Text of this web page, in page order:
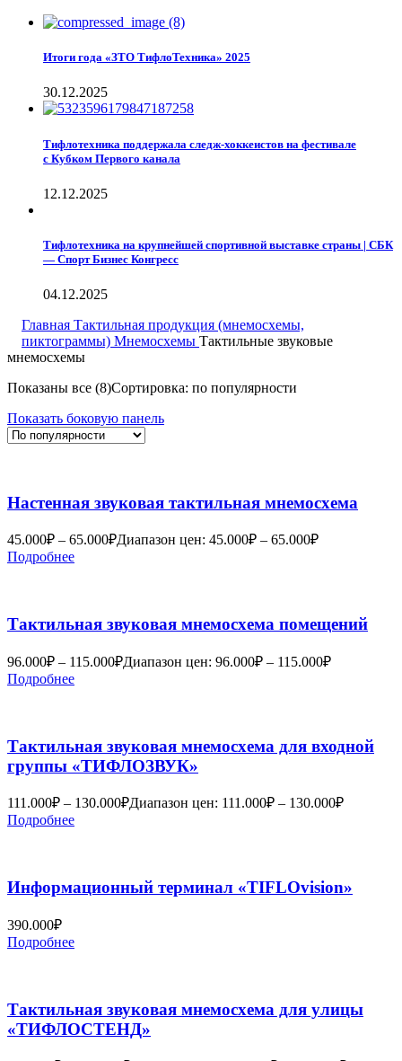
Итоги года «ЗТО ТифлоТехника» 2025
30.12.2025
Тифлотехника поддержала следж-хоккеистов на фестивале
с Кубком Первого канала
12.12.2025
Тифлотехника на крупнейшей спортивной выставке страны | СБК
— Спорт Бизнес Конгресс
04.12.2025
Главная Тактильная продукция (мнемосхемы,
пиктограммы) Мнемосхемы Тактильные звуковые
мнемосхемы
Показаны все (8)Сортировка: по популярности
Показать боковую панель
Настенная звуковая тактильная мнемосхема
45.000₽ – 65.000₽Диапазон цен: 45.000₽ – 65.000₽
Подробнее
Тактильная звуковая мнемосхема помещений
96.000₽ – 115.000₽Диапазон цен: 96.000₽ – 115.000₽
Подробнее
Тактильная звуковая мнемосхема для входной
группы «ТИФЛОЗВУК»
111.000₽ – 130.000₽Диапазон цен: 111.000₽ – 130.000₽
Подробнее
Информационный терминал «TIFLOvision»
390.000₽
Подробнее
Тактильная звуковая мнемосхема для улицы
«ТИФЛОСТЕНД»